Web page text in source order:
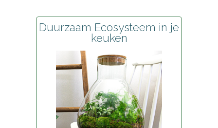
Duurzaam Ecosysteem in je
keuken